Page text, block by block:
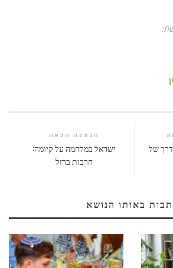
של
הכתבה הבאה
ישראל במלחמה על קיומה:
חרבות ברזל
באותו הנושא